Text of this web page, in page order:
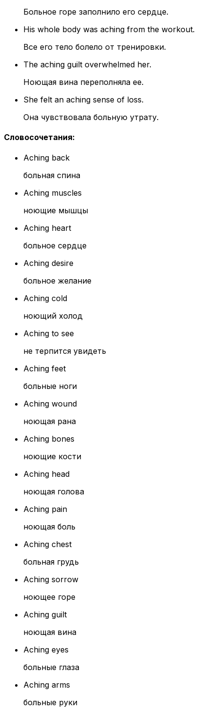
Больное горе заполнило его сердце.
His whole body was aching from the workout.
Все его тело болело от тренировки.
The aching guilt overwhelmed her.
Ноющая вина переполняла ее.
She felt an aching sense of loss.
Она чувствовала больную утрату.
Словосочетания:
Aching back
больная спина
Aching muscles
ноющие мышцы
Aching heart
больное сердце
Aching desire
больное желание
Aching cold
ноющий холод
Aching to see
не терпится увидеть
Aching feet
больные ноги
Aching wound
ноющая рана
Aching bones
ноющие кости
Aching head
ноющая голова
Aching pain
ноющая боль
Aching chest
больная грудь
Aching sorrow
ноющее горе
Aching guilt
ноющая вина
Aching eyes
больные глаза
Aching arms
больные руки